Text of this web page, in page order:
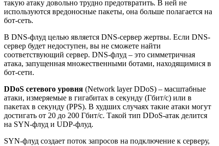
такую атаку довольно трудно предотвратить. В ней не
используются вредоносные пакеты, она больше полагается на
бот-сеть.
В DNS-флуд целью является DNS-сервер жертвы. Если DNS-
сервер будет недоступен, вы не сможете найти
соответствующий сервер. DNS-флуд – это симметричная
атака, запущенная множественными ботами, находящимися в
бот-сети.
DDoS сетевого уровня (Network layer DDoS) – масштабные
атаки, измеряемые в гигабитах в секунду (Гбит/с) или в
пакетах в секунду (PPS). В худших случаях такие атаки могут
достигать от 20 до 200 Гбит/с. Такой тип DDoS-атак делится
на SYN-флуд и UDP-флуд.
SYN-флуд создает поток запросов на подключение к серверу,